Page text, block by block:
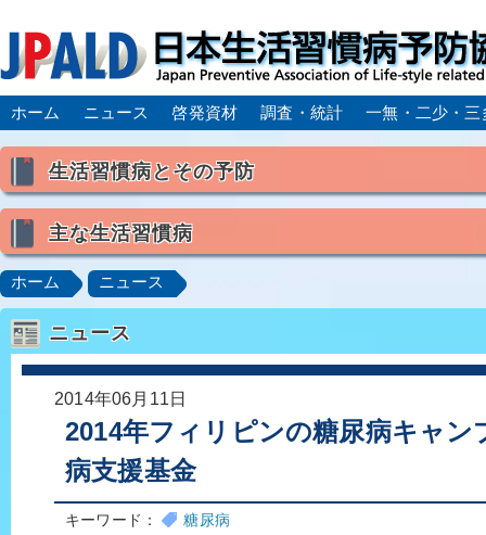
ホーム ニュース 啓発資材 調査・統計 一無・二少・三
生活習慣病とその予防
喫煙
食生活
主な生活習慣病
高血圧 脂質異常症（高脂血症）
肥満症／メタボリックシンドローム
動脈硬化
心
脂肪肝／NAFLD／NASH
ロコモティブシンドローム／サルコペニア／フレイル
ホーム ニュース
ニュース
2014年06月11日
2014年フィリピンの糖尿病キャ
病支援基金
キーワード： 糖尿病